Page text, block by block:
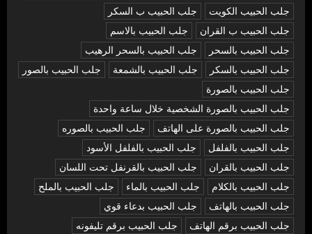
جلب الحبيب الكويت
جلب الحبيب ب السكر
جلب الحبيب ب القران
جلب الحبيب بالاسم
جلب الحبيب بالسحر
جلب الحبيب بالسحر الرهيب
جلب الحبيب بالسكر
جلب الحبيب بالشمعة
جلب الحبيب بالصور
جلب الحبيب بالصورة
جلب الحبيب بالصورة الشخصية خلال ساعة واحدة
جلب الحبيب بالصورة على الهاتف
جلب الحبيب بالصوره
جلب الحبيب بالفلفل
جلب الحبيب بالفلفل الأسود
جلب الحبيب بالقران
جلب الحبيب بالقرنفل تحت اللسان
جلب الحبيب بالكلام
جلب الحبيب بالماء
جلب الحبيب بالملح
جلب الحبيب بالهاتف
جلب الحبيب بدعاء قوي
جلب الحبيب برقم الهاتف
جلب الحبيب برقم تليفونه